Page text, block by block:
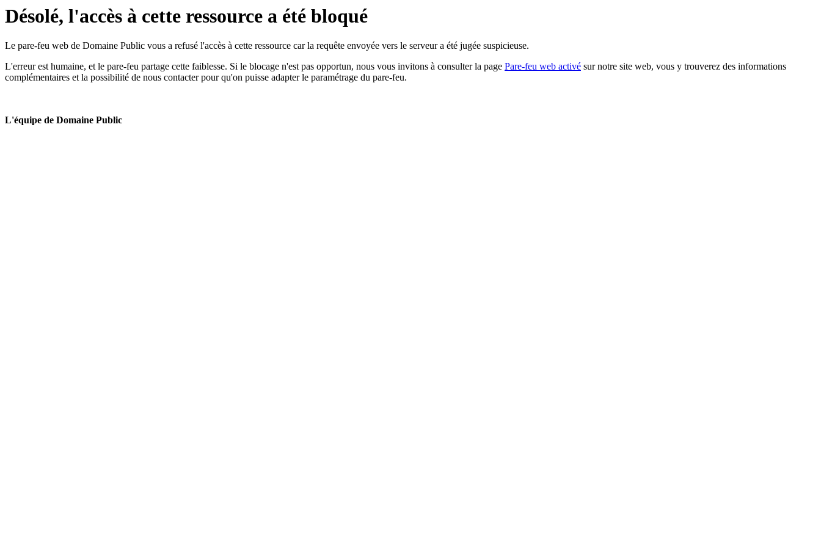
Désolé, l'accès à cette ressource a été bloqué
Le pare-feu web de Domaine Public vous a refusé l'accès à cette ressource car la requête envoyée vers le serveur a été jugée suspicieuse.
L'erreur est humaine, et le pare-feu partage cette faiblesse. Si le blocage n'est pas opportun, nous vous invitons à consulter la page Pare-feu web activé sur notre site web, vous y trouverez des informations
complémentaires et la possibilité de nous contacter pour qu'on puisse adapter le paramétrage du pare-feu.
L'équipe de Domaine Public